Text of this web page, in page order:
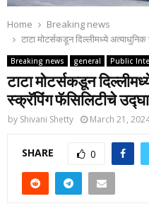
Home
Breaking news
टाटा मोटर्सकडून दिल्‍लीमध्‍ये
Breaking news general Public
टाटा मोटर्सकडून
स्‍क्रॅपिंग फॅसिलिटीचे
by Shivani Shetty March 21,
SHARE 0